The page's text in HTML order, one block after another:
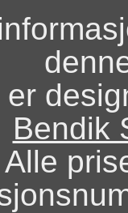
er
Bendik
Alle